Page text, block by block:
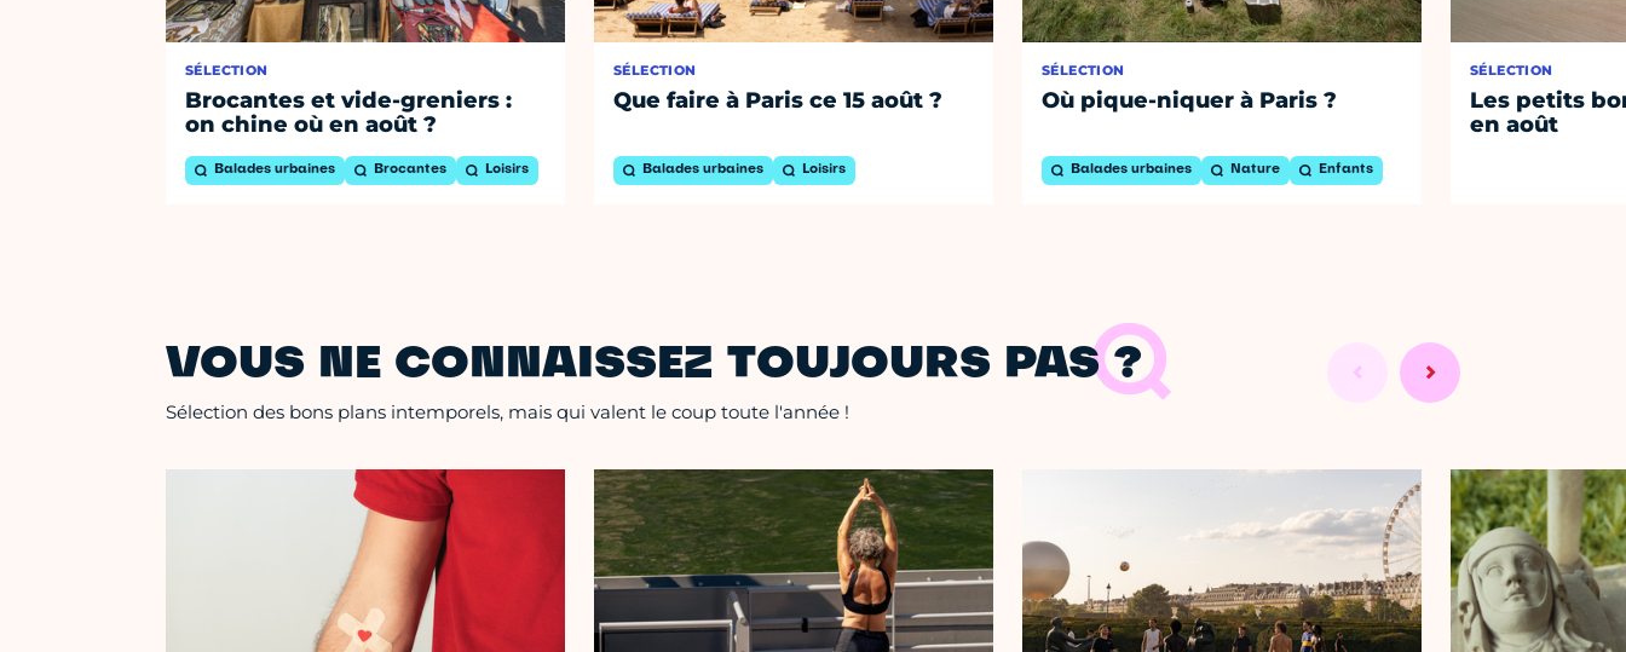
SÉLECTION
Brocantes et vide-greniers :
on chine où en août ?
Balades urbaines Brocantes Loisirs
SÉLECTION
Que faire à Paris ce 15 août ?
Balades urbaines Loisirs
SÉLECTION
Où pique-niquer à Paris ?
Balades urbaines Nature Enfants
SÉLECTION
Les petits
en août
VOUS NE CONNAISSEZ TOUJOURS PAS ?
Sélection des bons plans intemporels, mais qui valent le coup toute l'année !